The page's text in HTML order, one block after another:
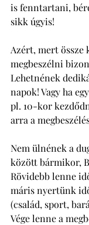
is fenntartani,
sikk úgyis!
Azért, mert össze
megbeszélni
Lehetnének
napok! Vagy ha
pl. 10-kor
arra a
Nem ülnének a
között bármikor,
Rövidebb lenne
máris nyertünk
(család, sport,
Vége lenne a